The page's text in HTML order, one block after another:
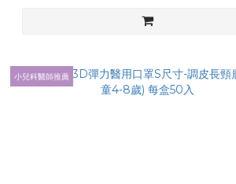
小兒科醫師推薦